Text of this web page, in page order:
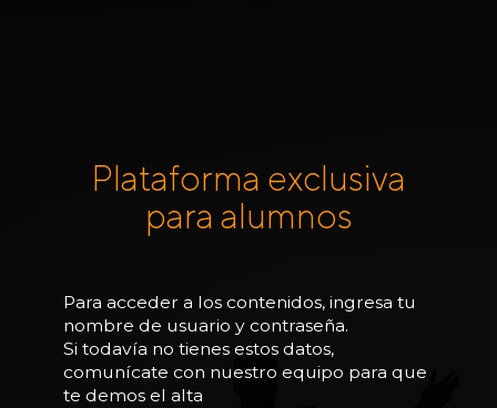
Plataforma exclusiva
para alumnos
Para acceder a los contenidos, ingresa tu
nombre de usuario y contraseña.
Si todavía no tienes estos datos,
comunícate con nuestro equipo para que
te demos el alta